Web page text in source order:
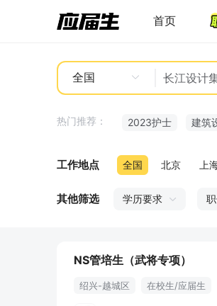
首页
全国
热门推荐： 2023护士 建筑
工作地点 全国 北京 上
其他筛选 学历要求
NS管培生（武将专项）
绍兴-越城区 在校生/应届生